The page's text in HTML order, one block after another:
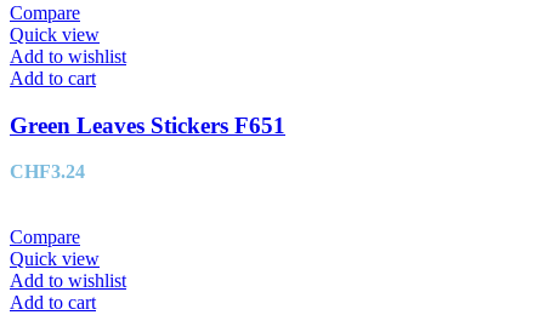
Compare
Quick view
Add to wishlist
Add to cart
Green Leaves Stickers F651
CHF3.24
Compare
Quick view
Add to wishlist
Add to cart